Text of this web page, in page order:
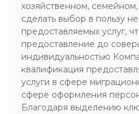
хозяйственном,
сделать выбор в пользу
предоставляемых услуг,
предоставление до
индивидуальностью
квалификация
услуги в сфере
сфере оформления
Благодаря выделению